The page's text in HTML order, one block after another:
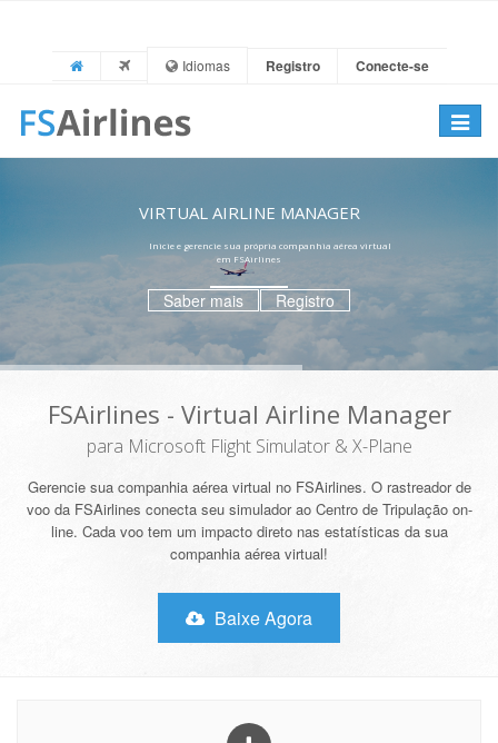
Idiomas Registro Conecte-se
Toggle
VIRTUAL AIRLINE MANAGER
Inicie e gerencie sua própria companhia aérea virtual
em FSAirlines
Saber mais Registro
FSAirlines - Virtual Airline Manager
para Microsoft Flight Simulator & X-Plane
Gerencie sua companhia aérea virtual no FSAirlines. O rastreador de
voo da FSAirlines conecta seu simulador ao Centro de Tripulação on-
line. Cada voo tem um impacto direto nas estatísticas da sua
companhia aérea virtual!
Baixe Agora